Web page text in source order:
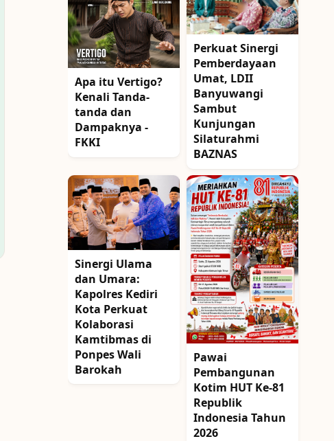
Apa itu Vertigo?
Kenali Tanda-
tanda dan
Dampaknya -
FKKI
Perkuat Sinergi
Pemberdayaan
Umat, LDII
Banyuwangi
Sambut
Kunjungan
Silaturahmi
BAZNAS
Sinergi Ulama
dan Umara:
Kapolres Kediri
Kota Perkuat
Kolaborasi
Kamtibmas di
Ponpes Wali
Barokah
Pawai
Pembangunan
Kotim HUT Ke-81
Republik
Indonesia Tahun
2026